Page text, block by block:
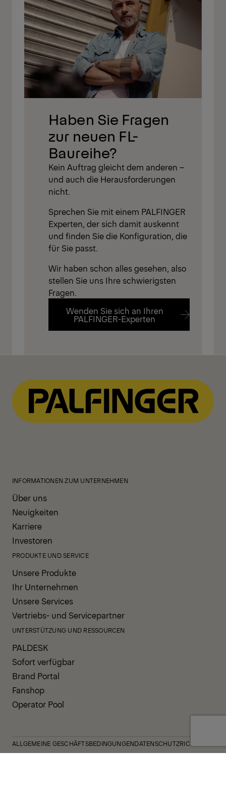
Haben Sie Fragen
zur neuen FL-
Baureihe?
Kein Auftrag gleicht dem anderen –
und auch die Herausforderungen
nicht.
Sprechen Sie mit einem PALFINGER
Experten, der sich damit auskennt
und finden Sie die Konfiguration, die
für Sie passt.
Wir haben schon alles gesehen, also
stellen Sie uns Ihre schwierigsten
Fragen.
Wenden Sie sich an Ihren
PALFINGER-Experten
INFORMATIONEN ZUM UNTERNEHMEN
Über uns
Neuigkeiten
Karriere
Investoren
PRODUKTE UND SERVICE
Unsere Produkte
Ihr Unternehmen
Unsere Services
Vertriebs- und Servicepartner
UNTERSTÜTZUNG UND RESSOURCEN
PALDESK
Sofort verfügbar
Brand Portal
Fanshop
Operator Pool
ALLGEMEINE GESCHÄFTSBEDINGUNGENDATENSCHUTZRICHTLINIE
COOKIESIMPRESSUMHINWEISGEBERSYSTEMVERHALTENSKODEX